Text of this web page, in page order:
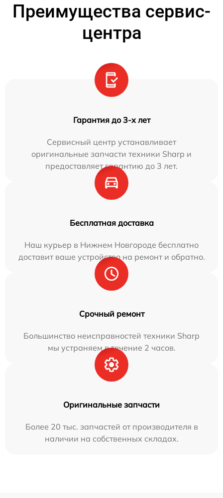
Преимущества сервис-
центра
Гарантия до 3-х лет
Сервисный центр устанавливает
оригинальные запчасти техники Sharp и
предоставляет гарантию до 3 лет.
Бесплатная доставка
Наш курьер в Нижнем Новгороде бесплатно
доставит ваше устройство на ремонт и обратно.
Срочный ремонт
Большинство неисправностей техники Sharp
мы устраняем в течение 2 часов.
Оригинальные запчасти
Более 20 тыс. запчастей от производителя в
наличии на собственных складах.